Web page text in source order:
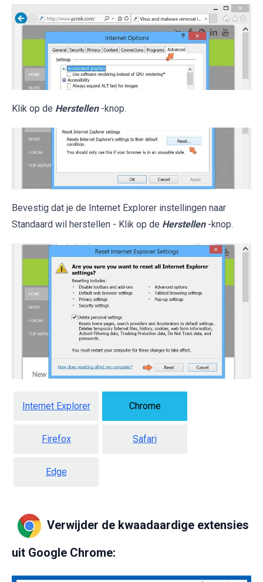
Klik op de Herstellen -knop.
Bevestig dat je de Internet Explorer instellingen naar
Standaard wil herstellen - Klik op de Herstellen -knop.
Internet Explorer Chrome
Firefox Safari
Edge
Verwijder de kwaadaardige extensies
uit Google Chrome: